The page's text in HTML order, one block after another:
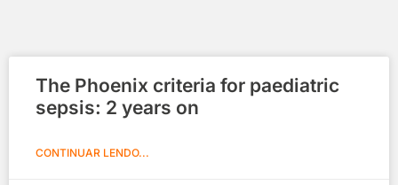
The Phoenix criteria for paediatric
sepsis: 2 years on
CONTINUAR LENDO...